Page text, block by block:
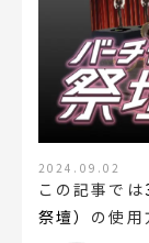
2024.09.02
この記事では
祭壇） の使用